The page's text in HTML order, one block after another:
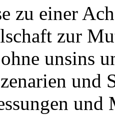
zu einer
zur
unsins
und
und